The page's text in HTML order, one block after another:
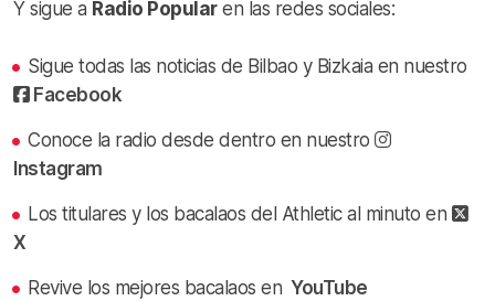
Y sigue a Radio Popularen las redes sociales:
Sigue todas las noticias de Bilbao y Bizkaia en nuestro
Facebook
Conoce la radio desde dentro en nuestro
Instagram
Los titulares y los bacalaos del Athletic al minuto en
X
Revive los mejores bacalaos en YouTube